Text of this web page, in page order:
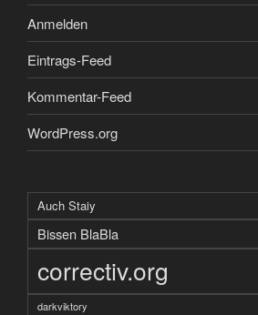
Anmelden
Eintrags-Feed
Kommentar-Feed
WordPress.org
Auch Staiy
Bissen BlaBla
correctiv.org
darkviktory